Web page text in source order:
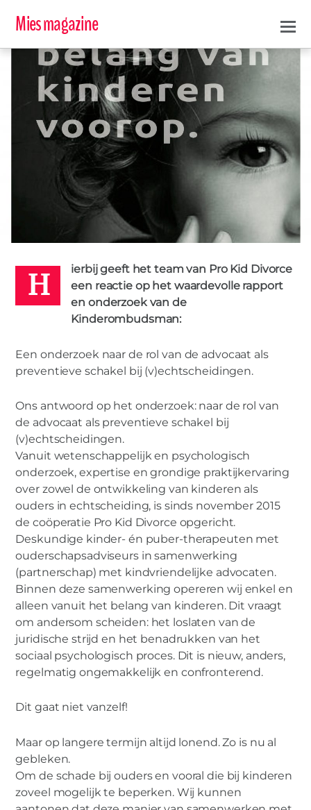
Mies magazine
META 5 APRIL 2016
MIES PARTNERS
De Kinderonbudsman: verkenning
naar de kindvriendelijke advocatuur
H
ierbij geeft het team van Pro Kid Divorce
een reactie op het waardevolle rapport
en onderzoek van de
Kinderombudsman:
Een onderzoek naar de rol van de advocaat als
preventieve schakel bij (v)echtscheidingen.
Ons antwoord op het onderzoek: naar de rol van
de advocaat als preventieve schakel bij
(v)echtscheidingen.
Vanuit wetenschappelijk en psychologisch
onderzoek, expertise en grondige praktijkervaring
over zowel de ontwikkeling van kinderen als
ouders in echtscheiding, is sinds november 2015
de coöperatie Pro Kid Divorce opgericht.
Deskundige kinder- én puber-therapeuten met
ouderschapsadviseurs in samenwerking
(partnerschap) met kindvriendelijke advocaten.
Binnen deze samenwerking opereren wij enkel en
alleen vanuit het belang van kinderen. Dit vraagt
om andersom scheiden: het loslaten van de
juridische strijd en het benadrukken van het
sociaal psychologisch proces. Dit is nieuw, anders,
regelmatig ongemakkelijk en confronterend.
Dit gaat niet vanzelf!
Maar op langere termijn altijd lonend. Zo is nu al
gebleken.
Om de schade bij ouders en vooral die bij kinderen
zoveel mogelijk te beperken. Wij kunnen